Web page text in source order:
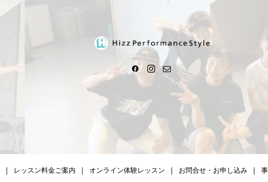
レッスン料金ご案内 オンライン体験レッスン お問合せ・お申し込み